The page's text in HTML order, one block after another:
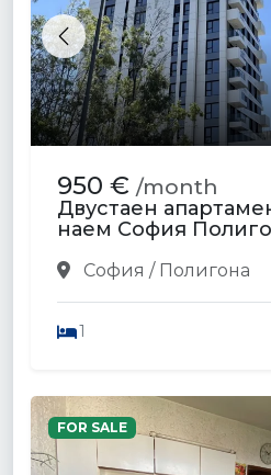
Previous
950 € /month
Двустаен
наем София
София / Полигона
1
FOR SALE